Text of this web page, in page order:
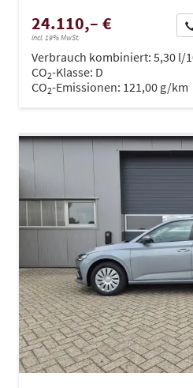
24.110,– €
incl. 19% MwSt.
Verbrauch kombiniert: 5,30 l/
CO2-Klasse: D
CO2-Emissionen: 121,00 g/km